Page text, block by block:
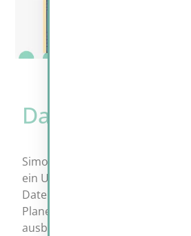
Das Internet
Simon war überwältigt, vor ihm
ein Universum voller Planeten.
Datenpaketströme verbanden
Planete miteinander. Die
ausbreitete, war einfach